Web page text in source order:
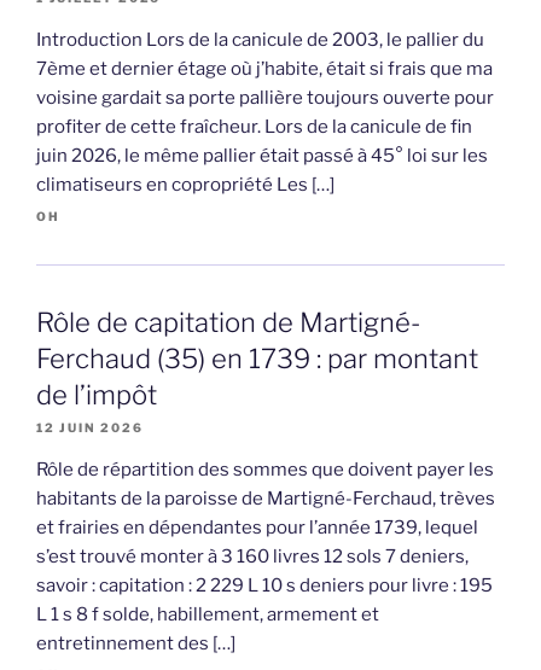
Introduction Lors de la canicule de 2003, le pallier du
7ème et dernier étage où j’habite, était si frais que ma
voisine gardait sa porte pallière toujours ouverte pour
profiter de cette fraîcheur. Lors de la canicule de fin
juin 2026, le même pallier était passé à 45° loi sur les
climatiseurs en copropriété Les […]
OH
Rôle de capitation de Martigné-
Ferchaud (35) en 1739 : par montant
de l’impôt
12 JUIN 2026
Rôle de répartition des sommes que doivent payer les
habitants de la paroisse de Martigné-Ferchaud, trèves
et frairies en dépendantes pour l’année 1739, lequel
s’est trouvé monter à 3 160 livres 12 sols 7 deniers,
savoir : capitation : 2 229 L 10 s deniers pour livre : 195
L 1 s 8 f solde, habillement, armement et
entretinnement des […]